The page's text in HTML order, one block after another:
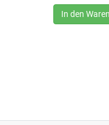
In den